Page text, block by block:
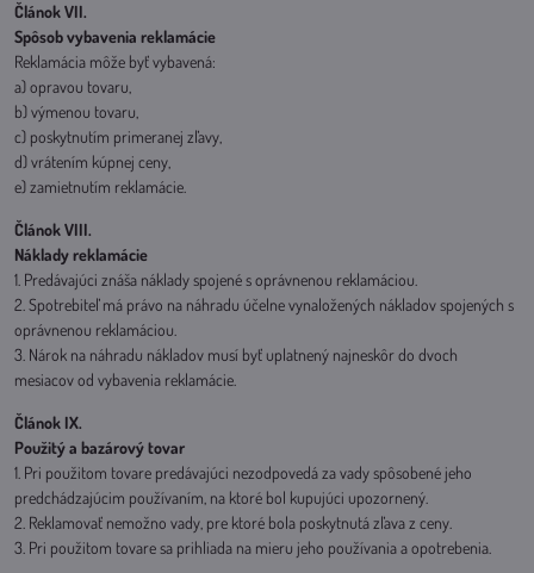
Článok VII.
Spôsob vybavenia reklamácie
Reklamácia môže byť vybavená:
a) opravou tovaru,
b) výmenou tovaru,
c) poskytnutím primeranej zľavy,
d) vrátením kúpnej ceny,
e) zamietnutím reklamácie.
Článok VIII.
Náklady reklamácie
1. Predávajúci znáša náklady spojené s oprávnenou reklamáciou.
2. Spotrebiteľ má právo na náhradu účelne vynaložených nákladov spojených s
oprávnenou reklamáciou.
3. Nárok na náhradu nákladov musí byť uplatnený najneskôr do dvoch
mesiacov od vybavenia reklamácie.
Článok IX.
Použitý a bazárový tovar
1. Pri použitom tovare predávajúci nezodpovedá za vady spôsobené jeho
predchádzajúcim používaním, na ktoré bol kupujúci upozornený.
2. Reklamovať nemožno vady, pre ktoré bola poskytnutá zľava z ceny.
3. Pri použitom tovare sa prihliada na mieru jeho používania a opotrebenia.